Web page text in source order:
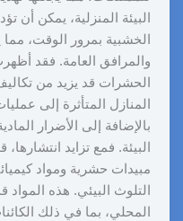
البيئة المنزلية، يمكن أن
الخشبية بمرور الوقت،
والمرافق العامة. فقد
الحشرات قد يزيد من
المنازل المتأثرة إلى
بالإضافة إلى الأضرار
البيئة. فمع تزايد
مبيدات حشرية ومواد
التلوث البيئي. هذه المواد
المحلي، بما في ذلك